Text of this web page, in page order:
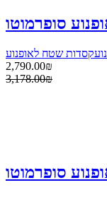
קסדות שטח לאופנוע
2,790.00₪
3,178.00₪